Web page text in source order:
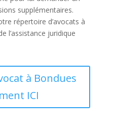
supplémentaires.
répertoire d’avocats à
l’assistance juridique
à Bondues
ICI